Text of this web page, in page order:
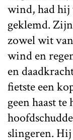
wind, had hij
geklemd.
zowel wit
wind en
en
fietste een
geen haast
slingeren. Hij